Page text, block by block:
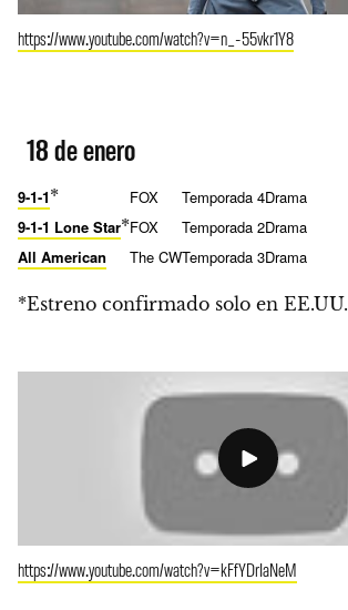
https://www.youtube.com/watch?v=n_-55vkr1Y8
18 de enero
9-1-1* FOX Temporada 4Drama
9-1-1 Lone Star*FOX Temporada 2Drama
All American
The CWTemporada 3Drama
*Estreno confirmado solo en EE.UU.
https://www.youtube.com/watch?v=kFfYDrIaNeM